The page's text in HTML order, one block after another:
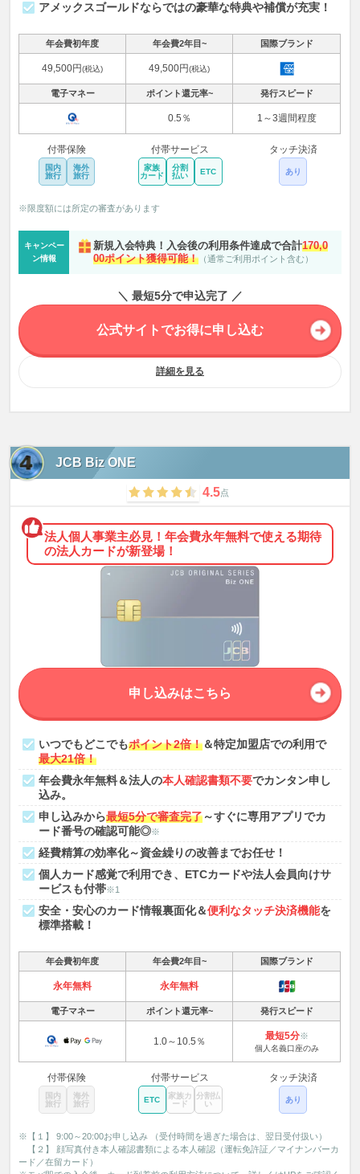
アメックスゴールドならではの豪華な特典や補償が充実！
年会費初年度 年会費2年目~ 国際ブランド
49,500円(税込) 49,500円(税込)
電子マネー ポイント還元率~ 発行スピード
0.5％ 1～3週間程度
付帯保険
国内
旅行
海外
旅行
付帯サービス
家族
カード
分割
払い
ETC
タッチ決済
あり
※限度額には所定の審査があります
キャンペー
ン情報
新規入会特典！入会後の利用条件達成で合計170,0
00ポイント獲得可能！ （通常ご利用ポイント含む）
＼ 最短5分で申込完了 ／
公式サイトでお得に申し込む
詳細を見る
JCB Biz ONE
4.5点
法人個人事業主必見！年会費永年無料で使える期待
の法人カードが新登場！
いつでもどこでもポイント2倍！＆特定加盟店での利用で
最大21倍！
年会費永年無料＆法人の本人確認書類不要でカンタン申し
込み。
申し込みから最短5分で審査完了～すぐに専用アプリでカ
ード番号の確認可能◎※
経費精算の効率化～資金繰りの改善までお任せ！
個人カード感覚で利用でき、ETCカードや法人会員向けサ
ービスも付帯※1
安全・安心のカード情報裏面化＆便利なタッチ決済機能を
標準搭載！
申し込みはこちら
年会費初年度 年会費2年目~ 国際ブランド
永年無料 永年無料
電子マネー ポイント還元率~ 発行スピード
1.0～10.5％ 最短5分※
個人名義口座のみ
付帯保険
国内
旅行
海外
旅行
付帯サービス
ETC
家族カ
ード
分割払
い
タッチ決済
あり
※【１】 9:00～20:00お申し込み （受付時間を過ぎた場合は、翌日受付扱い）
【２】 顔写真付き本人確認書類による本人確認（運転免許証／マイナンバーカ
ード／在留カード）